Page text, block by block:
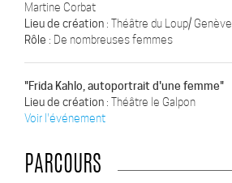
Martine Corbat
Lieu de création : Théâtre du Loup/ Genève
Rôle : De nombreuses femmes
"Frida Kahlo, autoportrait d'une femme"
Lieu de création : Théâtre le Galpon
Voir l'événement
PARCOURS